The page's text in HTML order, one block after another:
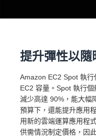
提升彈性以隨
Amazon EC2 Spot 執
EC2 容量。Spot 執行
減少高達 90%，能大幅
預算下，還能提升應用
用新的雲端運算應用程
供需情況制定價格，因